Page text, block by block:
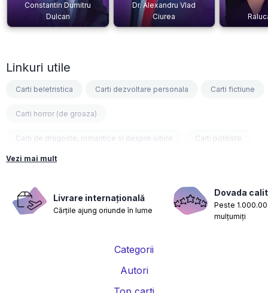
Constantin Dumitru
Dulcan
Dr. Alexandru Vlad
Ciurea
Linkuri utile
Carti beletristica Carti dezvoltare personala Carti fictiune
Carti horror (de groaza)
Carti de dragoste, romantice si despre iubire Carti politiste
Carti fantasy
Carti nutritie, sanatate si de slabit Carti diete
Carti despre sarcina si nastere Carti educatie financiara
Vezi mai mult
Livrare internațională
Cărțile ajung oriunde în lume
Dovada
Peste
mulțumiți
Categorii
Autori